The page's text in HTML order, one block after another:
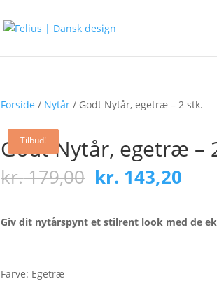
Forside / Nytår / Godt Nytår, egetræ – 2 stk.
Tilbud!
Godt Nytår, egetræ –
kr.179,00 Den
oprindelige
var:
kr. 143,20
er:
Giv dit nytårspynt et stilrent look med de
Farve: Egetræ
Tilbud!
Tilbud!
Tilbud!